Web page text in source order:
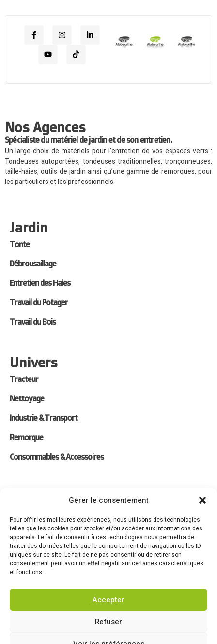
Gérer le consentement
Pour offrir les meilleures expériences, nous utilisons des technologies
telles que les cookies pour stocker et/ou accéder aux informations des
appareils. Le fait de consentir à ces technologies nous permettra de
traiter des données telles que le comportement de navigation ou les ID
uniques sur ce site. Le fait de ne pas consentir ou de retirer son
consentement peut avoir un effet négatif sur certaines caractéristiques
et fonctions.
Accepter
Refuser
Nos Agences
Spécialiste du matériel de jardin et de son entretien.
Un large choix de matériels pour l’entretien de vos espaces verts :
Tondeuses autoportées, tondeuses traditionnelles, tronçonneuses,
taille-haies, outils de jardin ainsi qu’une gamme de remorques, pour
les particuliers et les professionnels.
Jardin
Tonte
Débrousaillage
Entretien des Haies
Travail du Potager
Travail du Bois
Univers
Tracteur
Nettoyage
Industrie & Transport
Remorque
Consommables & Accessoires
Forfaits Entretien
Actualités
Recrutement
Contact